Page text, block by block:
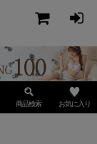
商品検索 お気に入り